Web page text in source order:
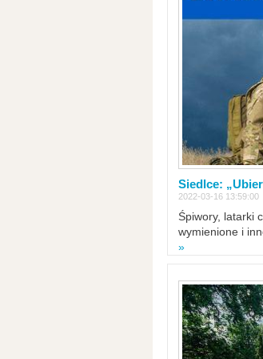
Siedlce:
2022-03-16 13:59:00
Śpiwory, latarki
wymienione i
»